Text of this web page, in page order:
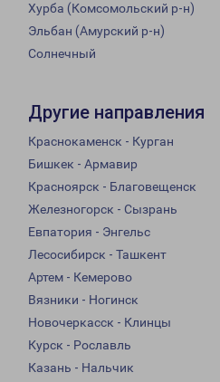
Хурба (Комсомольский р-н)
Эльбан (Амурский р-н)
Солнечный
Другие направления
Краснокаменск - Курган
Бишкек - Армавир
Красноярск - Благовещенск
Железногорск - Сызрань
Евпатория - Энгельс
Лесосибирск - Ташкент
Артем - Кемерово
Вязники - Ногинск
Новочеркасск - Клинцы
Курск - Рославль
Казань - Нальчик